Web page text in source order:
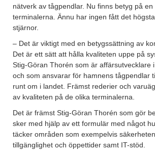
nätverk av tågpendlar. Nu finns betyg på
terminalerna. Ännu har ingen fått det
stjärnor.
– Det är viktigt med en betygssättning av
Det är ett sätt att hålla kvaliteten uppe på
Stig-Göran Thorén som är affärsutvecklare
och som ansvarar för hamnens tågpendlar
runt om i landet. Främst rederier och
av kvaliteten på de olika terminalerna.
Det är främst Stig-Göran Thorén som gör
sker med hjälp av ett formulär med något
täcker områden som exempelvis
tillgänglighet och öppettider samt IT-stöd.